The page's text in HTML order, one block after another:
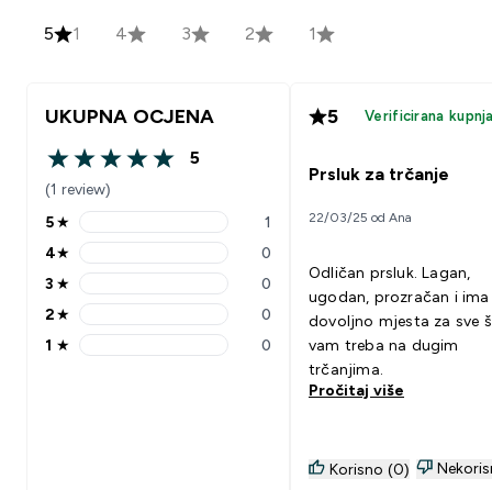
5 1 4 3 2 1
UKUPNA OCJENA
5 out of 5 stars
5
(1 review)
5 stars rating 1 reviews
5★ 1
4 stars rating 0 reviews
4★ 0
3 stars rating 0 reviews
3 ★ 0
2 stars rating 0 reviews
2★ 0
1 stars rating 0 reviews
1 ★ 0
5 Verificirana
Prsluk za trčanje
22/03/25 od Ana
Odličan prsluk. Lagan,
ugodan, prozračan i ima
dovoljno mjesta za sve
vam treba na dugim
trčanjima.
Pročitaj više
Korisno (0)